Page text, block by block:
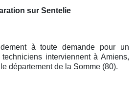
sur Sentelie
à toute demande pour un
interviennent à Amiens,
département de la Somme (80).